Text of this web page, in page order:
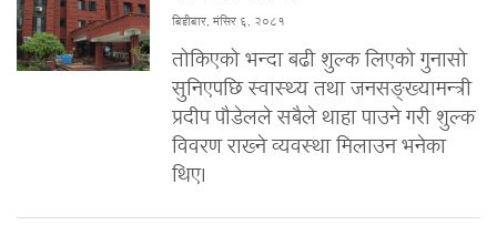
बिहीबार, मंसिर ६, २०८१
तोकिएको भन्दा बढी शुल्क लिएको गुनासो
सुनिएपछि स्वास्थ्य तथा जनसङ्ख्यामन्त्री
प्रदीप पौडेलले सबैले थाहा पाउने गरी शुल्क
विवरण राख्ने व्यवस्था मिलाउन भनेका
थिए।